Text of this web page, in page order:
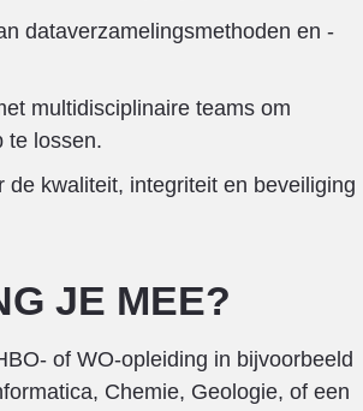
dataverzamelingsmethoden en -
multidisciplinaire teams om
te lossen.
de kwaliteit, integriteit en beveiliging
JE MEE?
of WO-opleiding in bijvoorbeeld
Chemie, Geologie, of een